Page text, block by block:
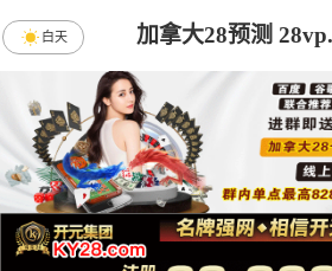
加拿大28预测
白天